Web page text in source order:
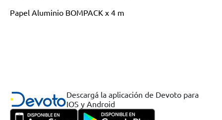
Papel Aluminio BOMPACK x 4 m
Descargá la aplicación de Devoto para
IOS y Android